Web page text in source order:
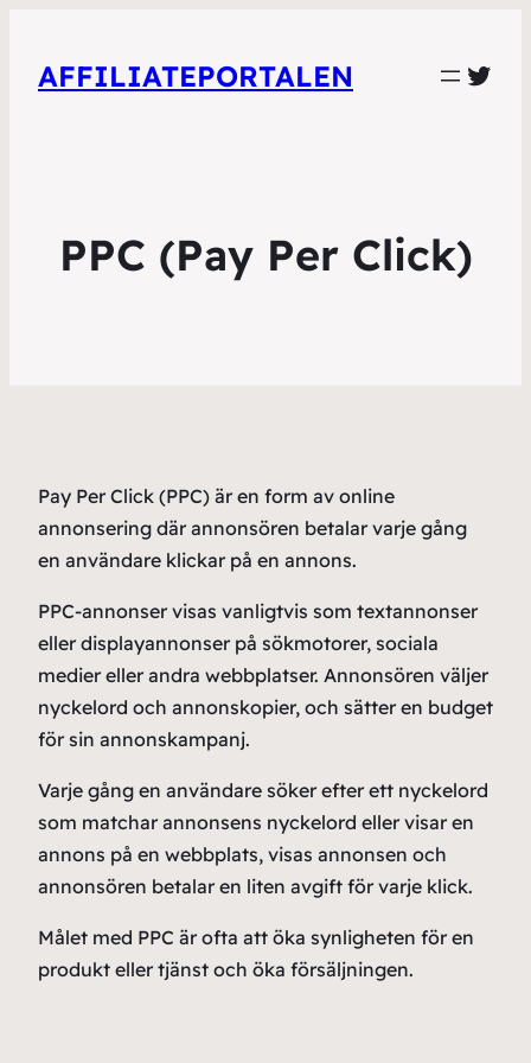
AFFILIATEPORTALEN
PPC (Pay Per Click)
Pay Per Click (PPC) är en form av online
annonsering där annonsören betalar varje gång
en användare klickar på en annons.
PPC-annonser visas vanligtvis som textannonser
eller displayannonser på sökmotorer, sociala
medier eller andra webbplatser. Annonsören väljer
nyckelord och annonskopier, och sätter en budget
för sin annonskampanj.
Varje gång en användare söker efter ett nyckelord
som matchar annonsens nyckelord eller visar en
annons på en webbplats, visas annonsen och
annonsören betalar en liten avgift för varje klick.
Målet med PPC är ofta att öka synligheten för en
produkt eller tjänst och öka försäljningen.